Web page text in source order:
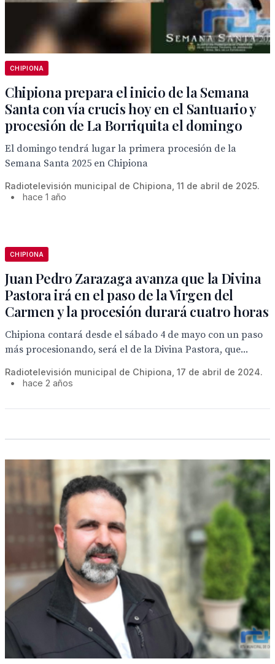
CHIPIONA
Chipiona prepara el inicio de la Semana
Santa con vía crucis hoy en el Santuario y
procesión de La Borriquita el domingo
El domingo tendrá lugar la primera procesión de la
Semana Santa 2025 en Chipiona
Radiotelevisión municipal de Chipiona, 11 de abril de 2025.
•
hace 1 año
CHIPIONA
Juan Pedro Zarazaga avanza que la Divina
Pastora irá en el paso de la Virgen del
Carmen y la procesión durará cuatro horas
Chipiona contará desde el sábado 4 de mayo con un paso
más procesionando, será el de la Divina Pastora, que...
Radiotelevisión municipal de Chipiona, 17 de abril de 2024.
•
hace 2 años